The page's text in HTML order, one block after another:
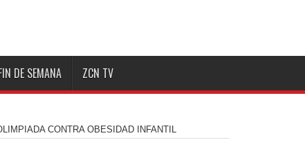
DE SEMANA ZCN TV
CONTRA OBESIDAD INFANTIL